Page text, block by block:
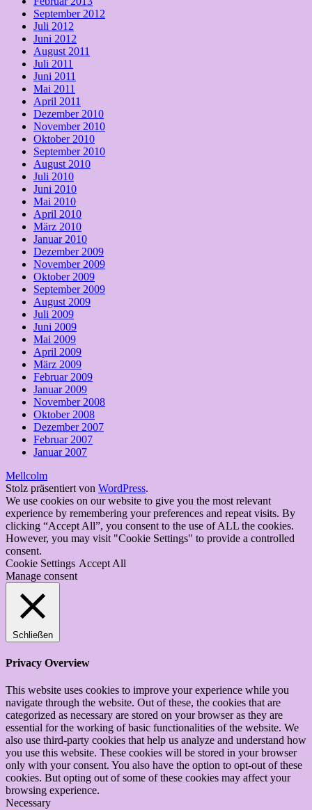
September 2012
Juli 2012
Juni 2012
August 2011
Juli 2011
Juni 2011
Mai 2011
April 2011
Dezember 2010
November 2010
Oktober 2010
September 2010
August 2010
Juli 2010
Juni 2010
Mai 2010
April 2010
März 2010
Januar 2010
Dezember 2009
November 2009
Oktober 2009
September 2009
August 2009
Juli 2009
Juni 2009
Mai 2009
April 2009
März 2009
Februar 2009
Januar 2009
November 2008
Oktober 2008
Dezember 2007
Februar 2007
Januar 2007
Mellcolm
Stolz präsentiert von WordPress.
We use cookies on our website to give you the most relevant
experience by remembering your preferences and repeat visits. By
clicking “Accept All”, you consent to the use of ALL the cookies.
However, you may visit "Cookie Settings" to provide a controlled
consent.
Cookie Settings Accept All
Manage consent
Schließen
Privacy Overview
This website uses cookies to improve your experience while you
navigate through the website. Out of these, the cookies that are
categorized as necessary are stored on your browser as they are
essential for the working of basic functionalities of the website. We
also use third-party cookies that help us analyze and understand how
you use this website. These cookies will be stored in your browser
only with your consent. You also have the option to opt-out of these
cookies. But opting out of some of these cookies may affect your
browsing experience.
Necessary